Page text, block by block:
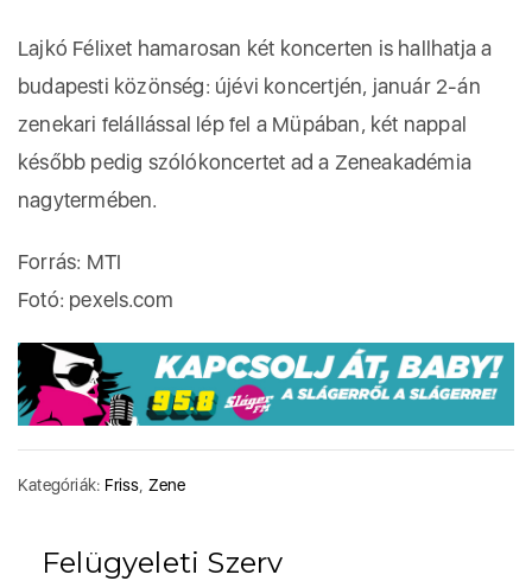
Lajkó Félixet hamarosan két koncerten is hallhatja a
budapesti közönség: újévi koncertjén, január 2-án
zenekari felállással lép fel a Müpában, két nappal
később pedig szólókoncertet ad a Zeneakadémia
nagytermében.
Forrás: MTI
Fotó: pexels.com
Kategóriák: Friss Zene
Felügyeleti Szerv